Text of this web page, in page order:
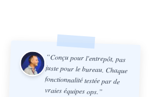
“Conçu pour l'entrepôt, pas
juste pour le bureau. Chaque
fonctionnalité testée par de
vraies équipes ops. ”